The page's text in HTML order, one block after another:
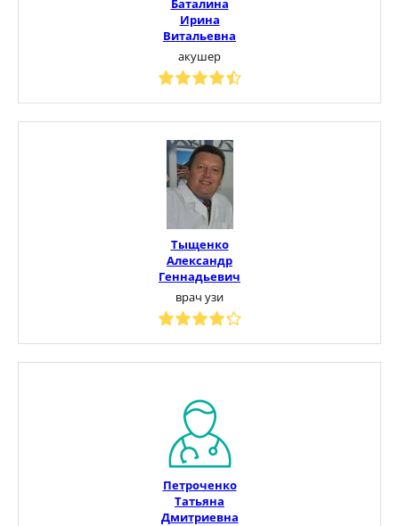
Баталина
Ирина
Витальевна
акушер
Тыщенко
Александр
Геннадьевич
врач узи
Петроченко
Татьяна
Дмитриевна